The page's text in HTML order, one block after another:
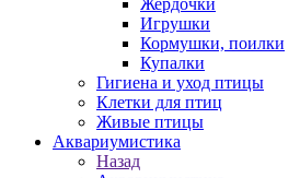
Жердочки
Игрушки
Кормушки, поилки
Купалки
Гигиена и уход птицы
Клетки для птиц
Живые птицы
Аквариумистика
Назад